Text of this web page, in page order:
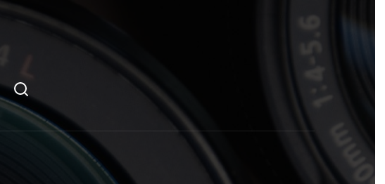
Contenidos, programas y recursos educativos de Grupo Esneca TV
y contraseña